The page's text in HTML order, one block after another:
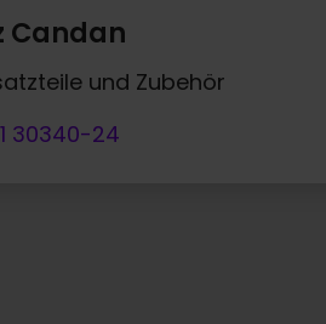
Candan
und Zubehör
30340-24